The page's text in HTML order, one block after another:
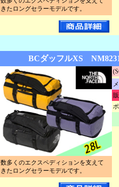
きたロングセラーモデルです。
BCダッフルXS
数多くのエクスペディションを支えて
きたロングセラーモデルです。